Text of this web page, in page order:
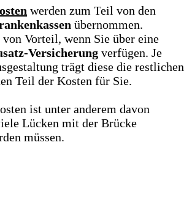
werden zum Teil von den
übernommen.
Vorteil, wenn Sie über eine
Versicherung verfügen. Je
trägt diese die restlichen
Teil der Kosten für Sie.
ist unter anderem davon
Lücken mit der Brücke
müssen.